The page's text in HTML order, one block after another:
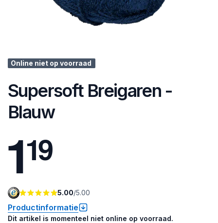
Online niet op voorraad
Supersoft Breigaren -
Blauw
119
5.00/5.00
Productinformatie
Dit artikel is momenteel niet online op voorraad.